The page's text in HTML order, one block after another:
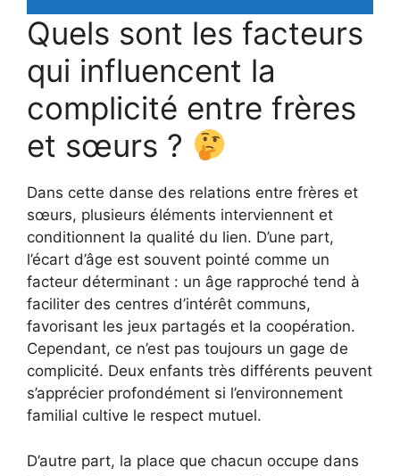
Quels sont les facteurs
qui influencent la
complicité entre frères
et sœurs ?
Dans cette danse des relations entre frères et
sœurs, plusieurs éléments interviennent et
conditionnent la qualité du lien. D’une part,
l’écart d’âge est souvent pointé comme un
facteur déterminant : un âge rapproché tend à
faciliter des centres d’intérêt communs,
favorisant les jeux partagés et la coopération.
Cependant, ce n’est pas toujours un gage de
complicité. Deux enfants très différents peuvent
s’apprécier profondément si l’environnement
familial cultive le respect mutuel.
D’autre part, la place que chacun occupe dans